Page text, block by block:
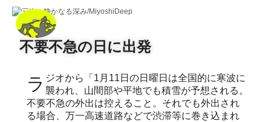
不要不急の日に出発
ラジオから「1月11日の日曜日は全国的に寒波に 襲われ、山間部や平地でも積雪が予想される。
不要不急の外出は控えること。それでも外出され
る場合、万一高速道路などで渋滞等に巻き込まれ